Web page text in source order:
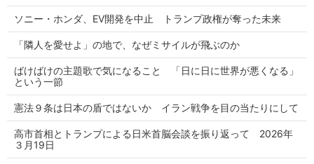
ソニー・ホンダ、EV開発を中止 トランプ政権が奪った未来
「隣人を愛せよ」の地で、なぜミサイルが飛ぶのか
ばけばけの主題歌で気になること 「日に日に世界が悪くなる」
という一節
憲法９条は日本の盾ではないか イラン戦争を目の当たりにして
高市首相とトランプによる日米首脳会談を振り返って 2026年
３月19日